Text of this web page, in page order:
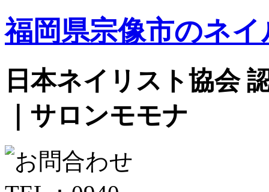
福岡県宗像市のネ
日本ネイリスト協会
｜サロンモモナ